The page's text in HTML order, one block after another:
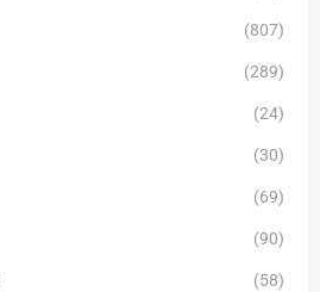
(807)
(289)
(24)
(30)
(69)
(90)
(58)